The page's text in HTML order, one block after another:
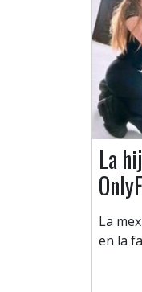
La
La
en la